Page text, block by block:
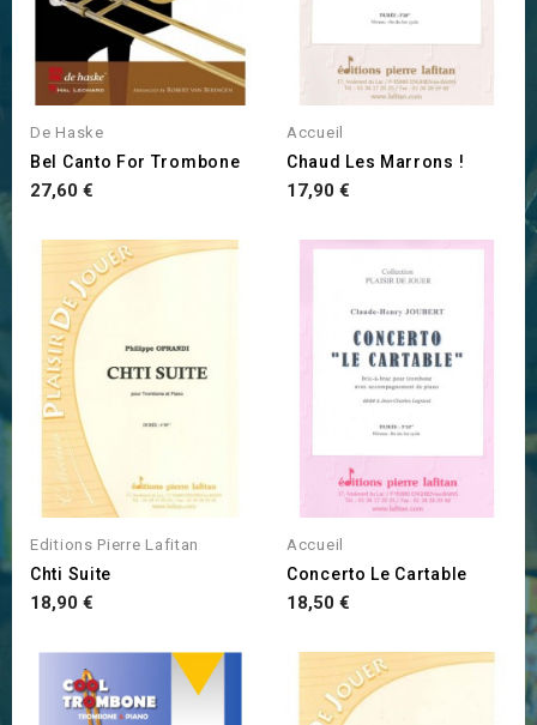
De Haske
Bel Canto For Trombone
Prix
27,60 €
Accueil
Chaud Les Marrons !
Prix
17,90 €
Editions Pierre Lafitan
Chti Suite
Prix
18,90 €
Accueil
Concerto Le Cartable
Prix
18,50 €